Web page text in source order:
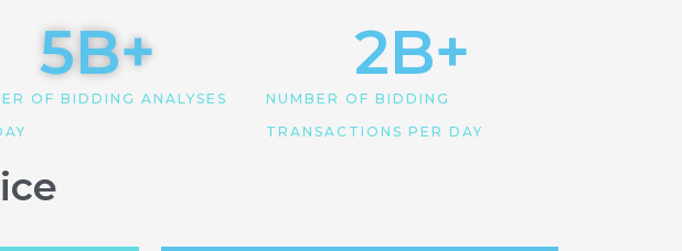
OF BIDDING ANALYSES
5B+
NUMBER OF BIDDING
TRANSACTIONS PER DAY
2B+